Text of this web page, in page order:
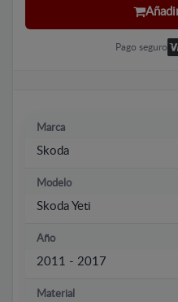
Pago seguro
Marca
Skoda
Modelo
Skoda Yeti
Año
2011 - 2017
Material